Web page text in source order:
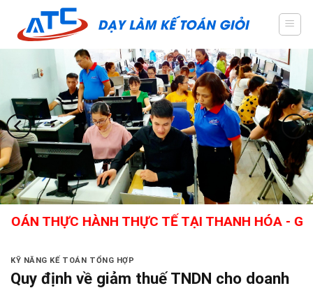
content
HÀNH THỰC TẾ TẠI THANH HÓA - GIÁO
KỸ NĂNG KẾ TOÁN TỔNG HỢP
Quy định về giảm thuế TNDN cho doanh